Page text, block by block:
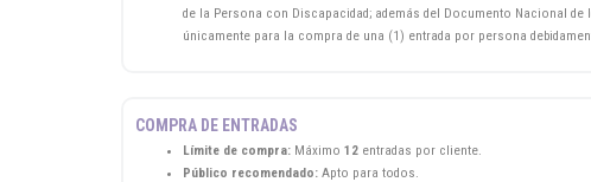
de la Persona con Discapacidad; además del Documento Nacional
únicamente para la compra de una (1) entrada por persona
COMPRA DE ENTRADAS
Límite de compra: Máximo 12 entradas por cliente.
Público recomendado: Apto para todos.